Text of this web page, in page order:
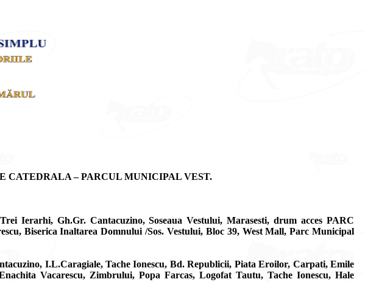
CATEDRALA – PARCUL MUNICIPAL VEST.
Ierarhi, Gh.Gr. Cantacuzino, Soseaua Vestului, Marasesti, drum acces PARC
Biserica Inaltarea Domnului /Sos. Vestului, Bloc 39, West Mall, Parc Municipal
I.L.Caragiale, Tache Ionescu, Bd. Republicii, Piata Eroilor, Carpati, Emile
Vacarescu, Zimbrului, Popa Farcas, Logofat Tautu, Tache Ionescu, Hale